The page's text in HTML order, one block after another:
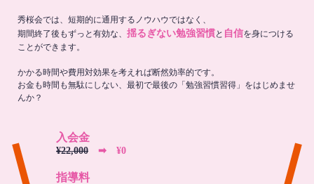
秀桜会では、短期的に通用するノウハウではなく、
期間終了後もずっと有効な、 揺るぎない勉強習慣と 自信を身につける
ことができます。
かかる時間や費用対効果を考えれば断然効率的です。
お金も時間も無駄にしない、最初で最後の「勉強習慣習得」をはじめませ
んか？
入会金
¥22,000 ➡︎ ¥0
指導料